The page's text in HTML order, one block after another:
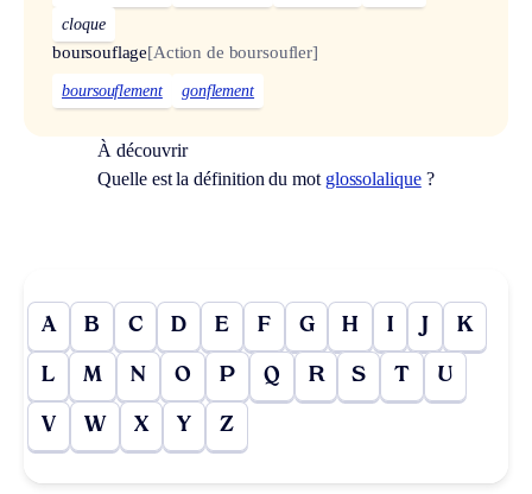
cloque
boursouflage[Action de boursoufler]
boursouflement gonflement
À découvrir
Quelle est la définition du mot glossolalique?
A B C D E F G H I J K
L M N O P Q R S T U
V W X Y Z